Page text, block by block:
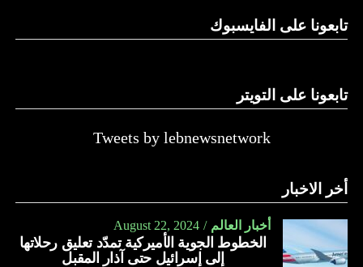
تابعونا على الفايسبوك
تابعونا على التويتر
Tweets by lebnewsnetwork
أخر الاخبار
أخبار العالم August 22, 2024
الخطوط الجوية الأميركية تمدّد تعليق رحلاتها
إلى إسرائيل حتى آذار المقبل